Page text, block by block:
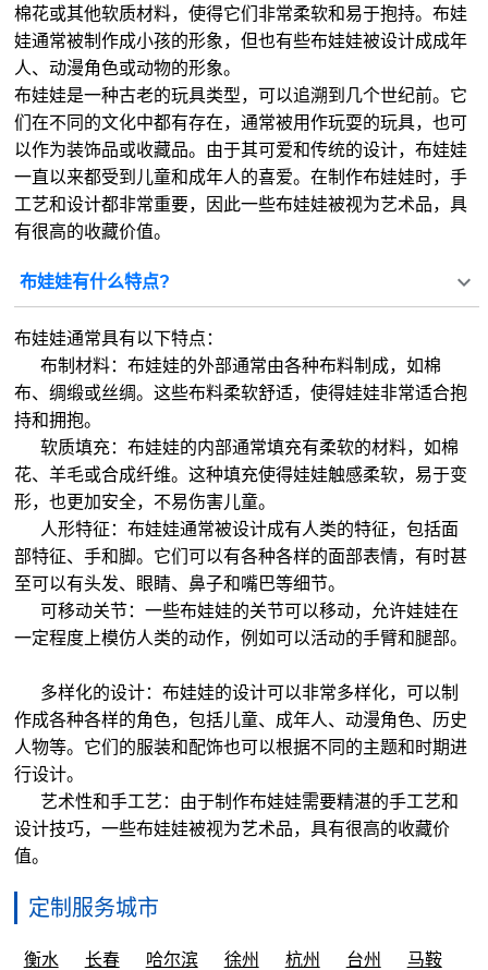
棉花或其他软质材料，使得它们非常柔软和易于抱持。布娃
娃通常被制作成小孩的形象，但也有些布娃娃被设计成成年
人、动漫角色或动物的形象。
布娃娃是一种古老的玩具类型，可以追溯到几个世纪前。它
们在不同的文化中都有存在，通常被用作玩耍的玩具，也可
以作为装饰品或收藏品。由于其可爱和传统的设计，布娃娃
一直以来都受到儿童和成年人的喜爱。在制作布娃娃时，手
工艺和设计都非常重要，因此一些布娃娃被视为艺术品，具
有很高的收藏价值。
布娃娃有什么特点?
布娃娃通常具有以下特点：
布制材料：布娃娃的外部通常由各种布料制成，如棉
布、绸缎或丝绸。这些布料柔软舒适，使得娃娃非常适合抱
持和拥抱。
软质填充：布娃娃的内部通常填充有柔软的材料，如棉
花、羊毛或合成纤维。这种填充使得娃娃触感柔软，易于变
形，也更加安全，不易伤害儿童。
人形特征：布娃娃通常被设计成有人类的特征，包括面
部特征、手和脚。它们可以有各种各样的面部表情，有时甚
至可以有头发、眼睛、鼻子和嘴巴等细节。
可移动关节：一些布娃娃的关节可以移动，允许娃娃在
一定程度上模仿人类的动作，例如可以活动的手臂和腿部。
多样化的设计：布娃娃的设计可以非常多样化，可以制
作成各种各样的角色，包括儿童、成年人、动漫角色、历史
人物等。它们的服装和配饰也可以根据不同的主题和时期进
行设计。
艺术性和手工艺：由于制作布娃娃需要精湛的手工艺和
设计技巧，一些布娃娃被视为艺术品，具有很高的收藏价
值。
定制服务城市
衡水 长春 哈尔滨 徐州 杭州 台州
马鞍